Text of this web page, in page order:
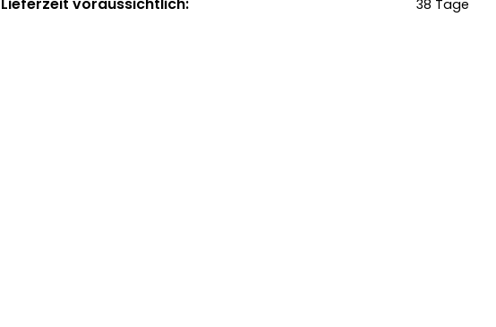
Lieferzeit voraussichtlich: 38 Tage